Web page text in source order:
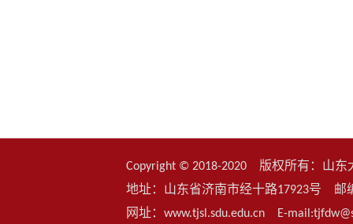
Copyright © 2018-2020 版权所有：山
地址：山东省济南市经十路17923号 邮
网址：www.tjsl.sdu.edu.cn E-